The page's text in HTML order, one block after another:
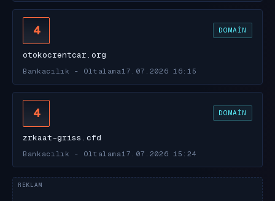
4 DOMAIN
otokocrentcar.org
Bankacılık - Oltalama 17.07.2026 16:15
4 DOMAIN
zrkaat-griss.cfd
Bankacılık - Oltalama 17.07.2026 15:24